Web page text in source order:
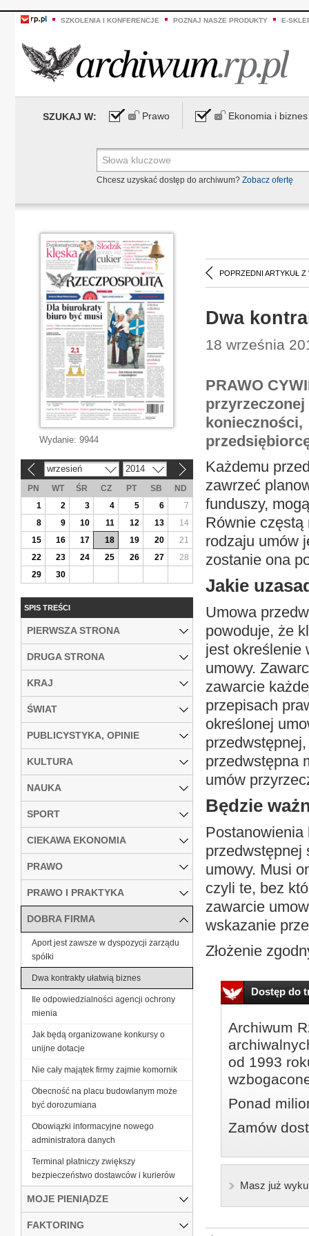
SZKOLENIA I KONFERENCJE POZNAJ NASZE PRODUKTY E-
SZUKAJ W: Prawo Ekonomia i biznes
Chcesz uzyskać dostęp do archiwum? Zobacz ofertę
POPRZEDNI ARTYKUŁ Z
Dwa
18 września
PRAWO
konieczności,
Każdemu
zawrzeć
funduszy,
Równie częstą
rodzaju umów
zostanie ona
Jakie
Umowa
powoduje, że
jest określenie
umowy.
zawarcie
przepisach
określonej
przedwstępna
umów
Będzie
Postanowienia
przedwstępnej
umowy. Musi
czyli te, bez
zawarcie
wskazanie
Złożenie
Dostęp do
Archiwum
od 1993
Ponad
Zamów
Masz już
Wydanie: 9944
wrzesień 2014
PN WT ŚR CZ PT SB
ND
1
2 3 4 5 6
7
8
9 10 11 12 13
14
15
16 17 18 19 20
21
22
23 24 25 26 27
28
29
30
SPIS TREŚCI
PIERWSZA STRONA
DRUGA STRONA
KRAJ
ŚWIAT
PUBLICYSTYKA, OPINIE
KULTURA
NAUKA
SPORT
CIEKAWA EKONOMIA
PRAWO
PRAWO I PRAKTYKA
DOBRA FIRMA
Aport jest zawsze w dyspozycji zarządu
spółki
Dwa kontrakty ułatwią biznes
Ile odpowiedzialności agencji ochrony
mienia
Jak będą organizowane konkursy o
unijne dotacje
Nie cały majątek firmy zajmie komornik
Obecność na placu budowlanym może
być dorozumiana
Obowiązki informacyjne nowego
administratora danych
Terminal płatniczy zwiększy
bezpieczeństwo dostawców i kurierów
MOJE PIENIĄDZE
FAKTORING